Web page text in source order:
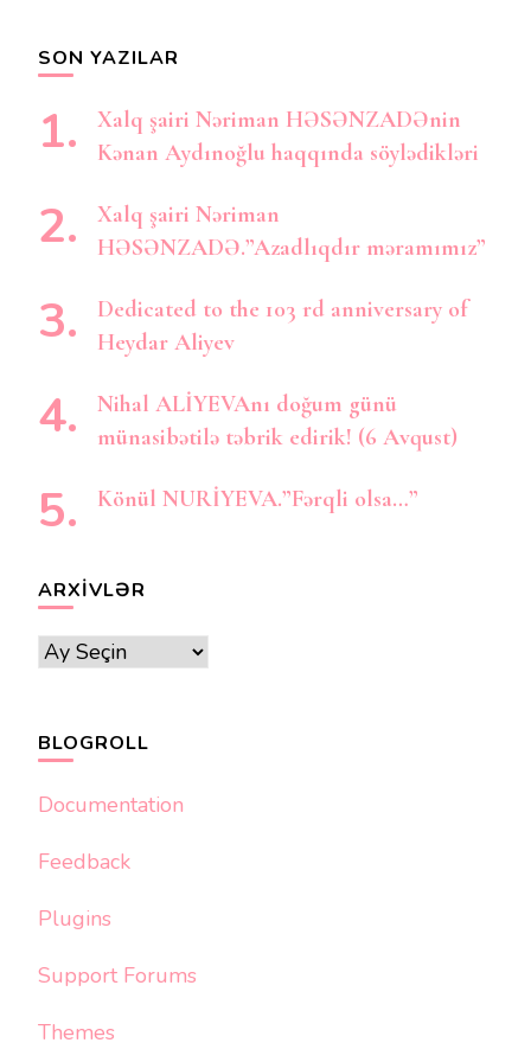
SON YAZILAR
Xalq şairi Nəriman HƏSƏNZADƏnin
Kənan Aydınoğlu haqqında söylədikləri
Xalq şairi Nəriman
HƏSƏNZADƏ.”Azadlıqdır məramımız”
Dedicated to the 103 rd anniversary of
Heydar Aliyev
Nihal ALİYEVAnı doğum günü
münasibətilə təbrik edirik! (6 Avqust)
Könül NURİYEVA.”Fərqli olsa…”
ARXIVLƏR
Arxivlər
BLOGROLL
Documentation
Feedback
Plugins
Support Forums
Themes